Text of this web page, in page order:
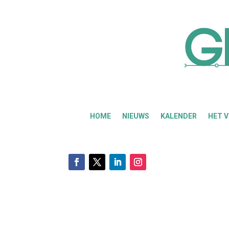
HOME NIEUWS KALENDER HET